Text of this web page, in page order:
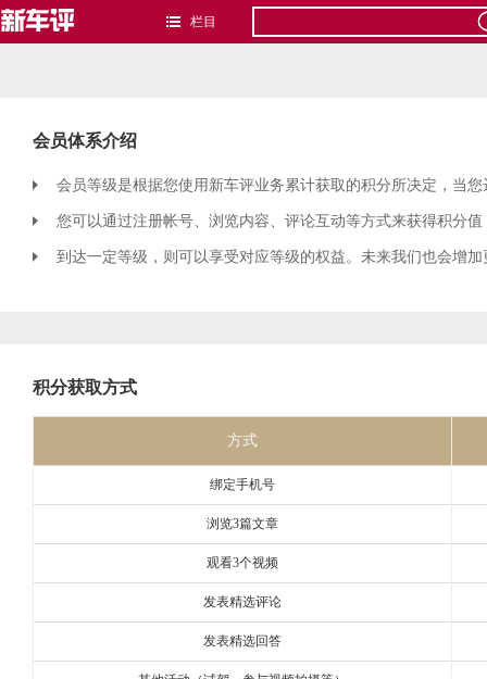
栏目
会员体系介绍
会员等级是根据您使用新车评业务累计获取的积分所决定，当
您可以通过注册帐号、浏览内容、评论互动等方式来获得积分
到达一定等级，则可以享受对应等级的权益。未来我们也会增
积分获取方式
方式
绑定手机号
浏览3篇文章
观看3个视频
发表精选评论
发表精选回答